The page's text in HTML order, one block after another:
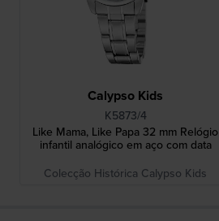
Calypso Kids
K5873/4
Like Mama, Like Papa 32 mm Relógio
infantil analógico em aço com data
Colecção Histórica Calypso Kids